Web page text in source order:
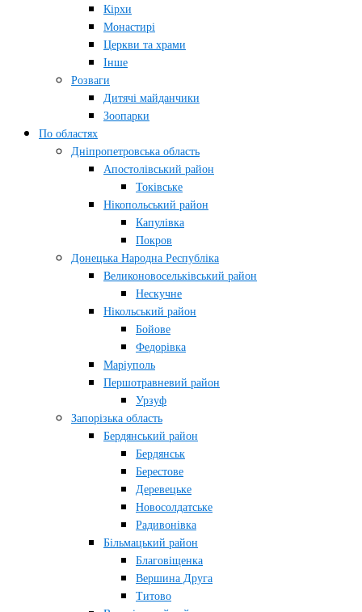
Кірхи
Монастирі
Церкви та храми
Інше
Розваги
Дитячі майданчики
Зоопарки
По областях
Дніпропетровська область
Апостолівський район
Токівське
Нікопольський район
Капулівка
Покров
Донецька Народна Республіка
Великоновосельківський район
Нескучне
Нікольський район
Бойове
Федорівка
Маріуполь
Першотравневий район
Урзуф
Запорізька область
Бердянський район
Бердянськ
Берестове
Деревецьке
Новосолдатське
Радивонівка
Більмацький район
Благовіщенка
Вершина Друга
Титово